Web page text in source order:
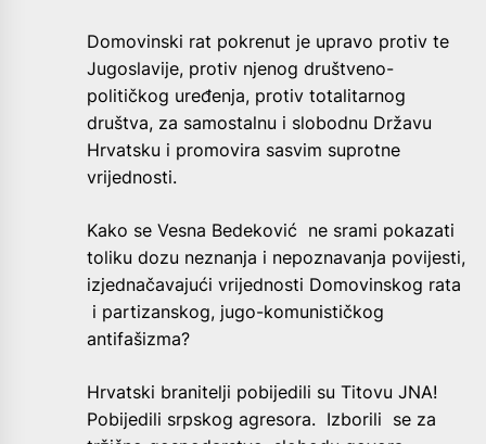
Domovinski rat pokrenut je upravo protiv te
Jugoslavije, protiv njenog društveno-
političkog uređenja, protiv totalitarnog
društva, za samostalnu i slobodnu Državu
Hrvatsku i promovira sasvim suprotne
vrijednosti.
Kako se Vesna Bedeković ne srami pokazati
toliku dozu neznanja i nepoznavanja povijesti,
izjednačavajući vrijednosti Domovinskog rata
i partizanskog, jugo-komunističkog
antifašizma?
Hrvatski branitelji pobijedili su Titovu JNA!
Pobijedili srpskog agresora. Izborili se za